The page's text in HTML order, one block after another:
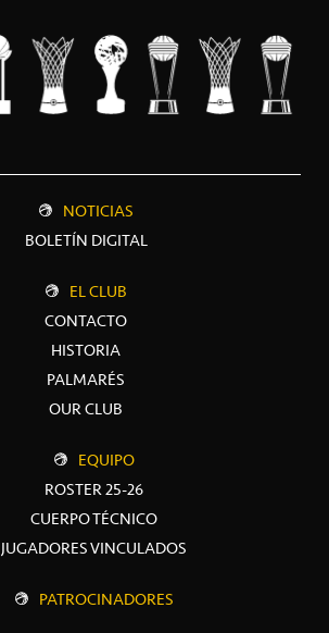
NOTICIAS
BOLETÍN DIGITAL
EL CLUB
CONTACTO
HISTORIA
PALMARÉS
OUR CLUB
EQUIPO
ROSTER 25-26
CUERPO TÉCNICO
JUGADORES VINCULADOS
PATROCINADORES